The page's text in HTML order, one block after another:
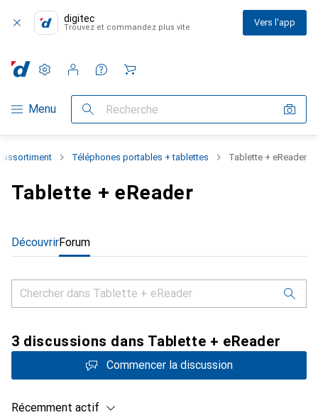
digitec
Trouvez et commandez plus vite Vers l'app
Navigation par catégorie
Menu Recherche
Paramètres
Compte client
Listes de comparaison
Listes d'envies
Panier
Téléphones portables + tablettes Tablette + eReader
Tablette + eReader
DécouvrirForum
3 discussions dans Tablette + eReader
Commencer la discussion
Récemment actif